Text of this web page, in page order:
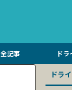
全記事 ド
ドラ